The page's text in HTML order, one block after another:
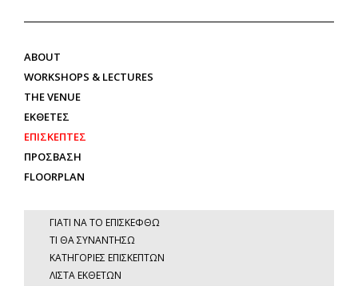
ABOUT
WORKSHOPS & LECTURES
THE VENUE
ΕΚΘΕΤΕΣ
ΕΠΙΣΚΕΠΤΕΣ
ΠΡΟΣΒΑΣΗ
FLOORPLAN
ΓΙΑΤΙ ΝΑ ΤΟ ΕΠΙΣΚΕΦΘΩ
ΤΙ ΘΑ ΣΥΝΑΝΤΗΣΩ
ΚΑΤΗΓΟΡΙΕΣ ΕΠΙΣΚΕΠΤΩΝ
ΛΙΣΤΑ ΕΚΘΕΤΩΝ